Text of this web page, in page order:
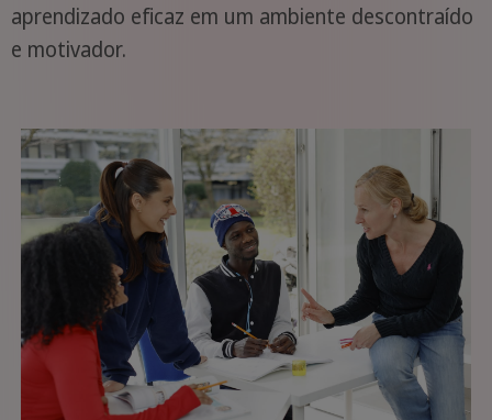
aprendizado eficaz em um ambiente descontraído
e motivador.